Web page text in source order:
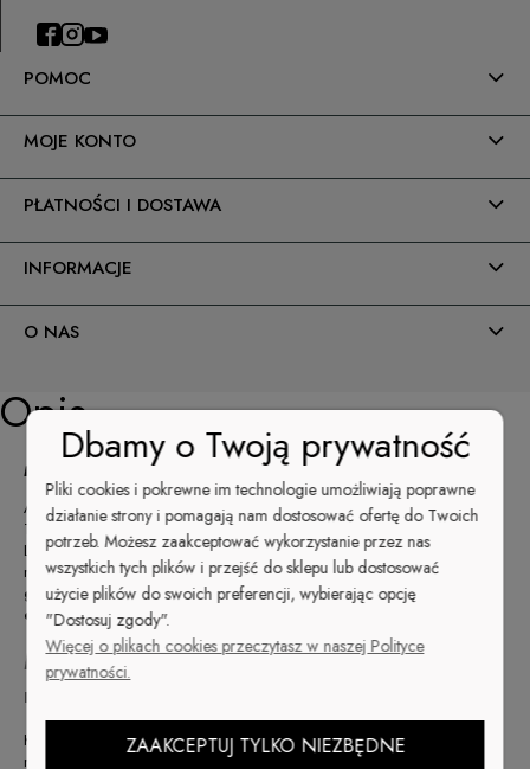
POMOC
MOJE KONTO
PŁATNOŚCI I DOSTAWA
INFORMACJE
O NAS
Opis
Masło z peelingiem Cuccio Spa
A gdyby tak połączyć właściwości peelingu z masłem nawilżającym?
Ten wyjątkowy kosmetyk z powodzeniem łączy w sobie oba preparaty.
Luksusowy peeling Cuccio Naturale zapewnia optymalne złuszczanie i
nawilżanie skóry w jednej aktywnej formule.Pozostawiając skórę
gładką i nawilżoną. Bogaty skład sprawia, że skóra jest
delikatnie złuszczona i odżywiona.
Masło Kokos i Imbir – postaw na
naturalne składniki!
Kosmetyk jest doskonałym wyborem dla osób, które stosują wyłącznie
naturalne preparaty do pielęgnacji skóry. W jego składzie znajdziesz
Dbamy o Twoją prywatność
Pliki cookies i pokrewne im technologie umożliwiają poprawne
działanie strony i pomagają nam dostosować ofertę do Twoich
potrzeb. Możesz zaakceptować wykorzystanie przez nas
wszystkich tych plików i przejść do sklepu lub dostosować
użycie plików do swoich preferencji, wybierając opcję
"Dostosuj zgody".
Więcej o plikach cookies przeczytasz w naszej Polityce
prywatności.
ZAAKCEPTUJ TYLKO NIEZBĘDNE